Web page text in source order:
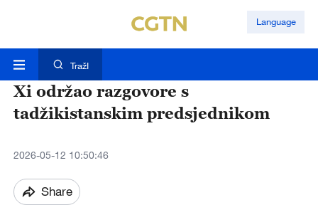
Language
TražI
Xi održao razgovore s
tadžikistanskim predsjednikom
2026-05-12 10:50:46
Share